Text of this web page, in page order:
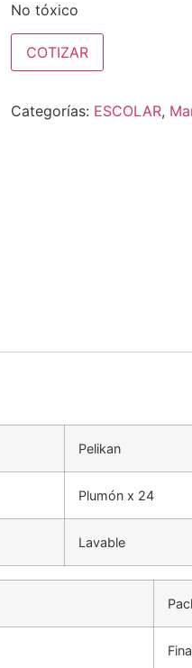
No tóxico
COTIZAR
Categorías: ESCOLAR,
Pelikan
Plumón x 24
Lavable
Fina